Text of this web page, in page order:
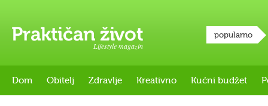
Lifestyle magazin
popularno
Dom Obitelj Zdravlje Kreativno Kućni budžet